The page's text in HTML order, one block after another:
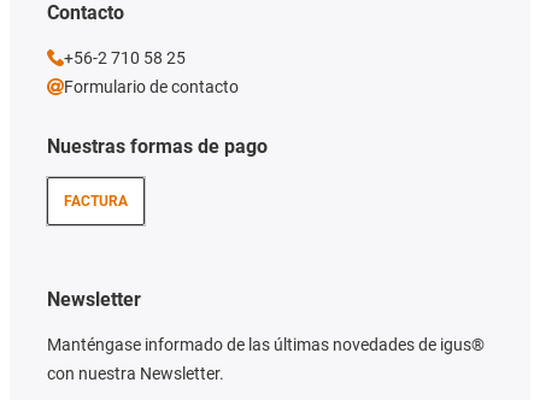
Nuestras formas de pago
FACTURA
Newsletter
Manténgase informado de las últimas novedades de igus®
con nuestra Newsletter.
Contacto
+56-2 710 58 25
Formulario de contacto